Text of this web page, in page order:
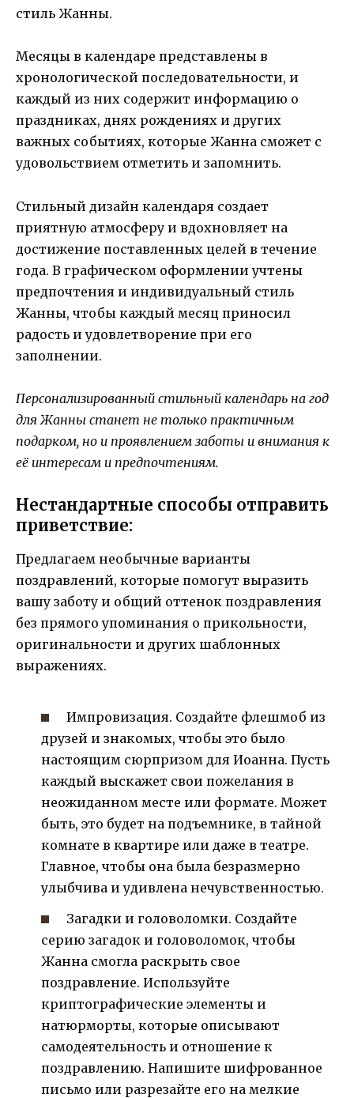
стиль Жанны.
Месяцы в календаре представлены в
хронологической последовательности, и
каждый из них содержит информацию о
праздниках, днях рождениях и других
важных событиях, которые Жанна сможет с
удовольствием отметить и запомнить.
Стильный дизайн календаря создает
приятную атмосферу и вдохновляет на
достижение поставленных целей в течение
года. В графическом оформлении учтены
предпочтения и индивидуальный стиль
Жанны, чтобы каждый месяц приносил
радость и удовлетворение при его
заполнении.
Персонализированный стильный календарь на год
для Жанны станет не только практичным
подарком, но и проявлением заботы и внимания к
её интересам и предпочтениям.
Нестандартные способы отправить
приветствие:
Предлагаем необычные варианты
поздравлений, которые помогут выразить
вашу заботу и общий оттенок поздравления
без прямого упоминания о прикольности,
оригинальности и других шаблонных
выражениях.
Импровизация. Создайте флешмоб из
друзей и знакомых, чтобы это было
настоящим сюрпризом для Иоанна. Пусть
каждый выскажет свои пожелания в
неожиданном месте или формате. Может
быть, это будет на подъемнике, в тайной
комнате в квартире или даже в театре.
Главное, чтобы она была безразмерно
улыбчива и удивлена нечувственностью.
Загадки и головоломки. Создайте
серию загадок и головоломок, чтобы
Жанна смогла раскрыть свое
поздравление. Используйте
криптографические элементы и
натюрморты, которые описывают
самодеятельность и отношение к
поздравлению. Напишите шифрованное
письмо или разрезайте его на мелкие